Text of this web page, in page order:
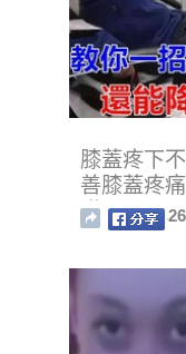
膝蓋疼下
善膝蓋疼
臟！